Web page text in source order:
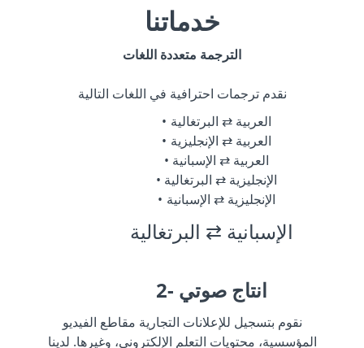
خدماتنا
الترجمة متعددة اللغات
نقدم ترجمات احترافية في اللغات التالية
العربية ⇄ البرتغالية
العربية ⇄ الإنجليزية
العربية ⇄ الإسبانية
الإنجليزية ⇄ البرتغالية
الإنجليزية ⇄ الإسبانية
الإسبانية ⇄ البرتغالية
2- انتاج صوتي
نقوم بتسجيل للإعلانات التجارية مقاطع الفيديو
المؤسسية، محتويات التعلم الإلكتروني، وغيرها. لدينا